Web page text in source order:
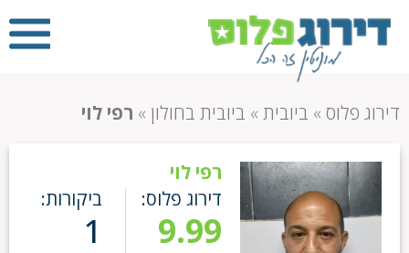
דירוג פלוס » ביובית » ביובית בחולון » רפי לוי
רפי לוי
דירוג פלוס:
9.99
ביקורות:
1